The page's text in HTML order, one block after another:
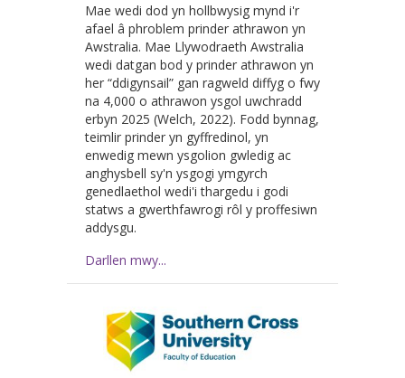
Mae wedi dod yn hollbwysig mynd i'r
afael â phroblem prinder athrawon yn
Awstralia. Mae Llywodraeth Awstralia
wedi datgan bod y prinder athrawon yn
her “ddigynsail” gan ragweld diffyg o fwy
na 4,000 o athrawon ysgol uwchradd
erbyn 2025 (Welch, 2022). Fodd bynnag,
teimlir prinder yn gyffredinol, yn
enwedig mewn ysgolion gwledig ac
anghysbell sy'n ysgogi ymgyrch
genedlaethol wedi'i thargedu i godi
statws a gwerthfawrogi rôl y proffesiwn
addysgu.
Darllen mwy...